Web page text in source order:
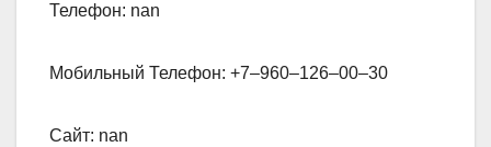
Телефон: nan
Мобильный Телефон: +7‒960‒126‒00‒30
Сайт: nan